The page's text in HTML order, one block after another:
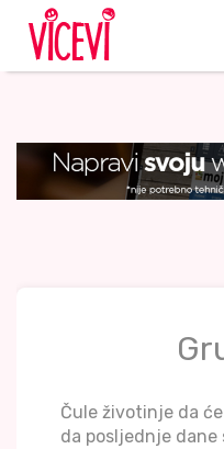
Čule životinje da
da posljednje dane